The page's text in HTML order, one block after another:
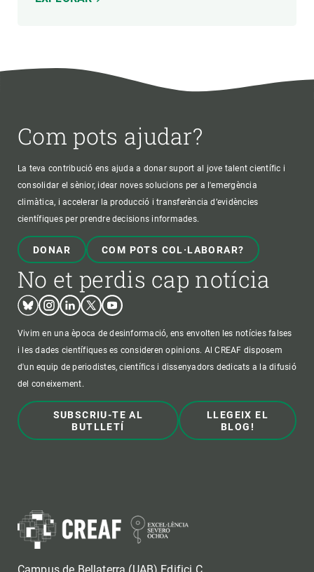
Com pots ajudar?
La teva contribució ens ajuda a donar suport al jove talent científic i
consolidar el sènior, idear noves solucions per a l'emergència
climàtica, i accelerar la producció i transferència d’evidències
científiques per prendre decisions informades.
DONAR COM POTS COL·LABORAR?
No et perdis cap notícia
BlueskyInstagram
LinkedinTwitterYoutube
Vivim en una època de desinformació, ens envolten les notícies falses
i les dades científiques es consideren opinions. Al CREAF disposem
d'un equip de periodistes, científics i dissenyadors dedicats a la difusió
del coneixement.
SUBSCRIU-TE AL
BUTLLETÍ
LLEGEIX EL
BLOG!